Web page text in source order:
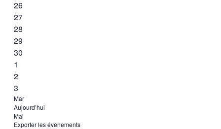
évènement,
0
évènement,
26
0
évènement,
27
0
évènement,
28
0
évènement,
29
0
évènement,
30
0
évènement,
1
0
évènement,
2
0
évènement,
3
Mar
Aujourd’hui
Mai
Exporter les évènements